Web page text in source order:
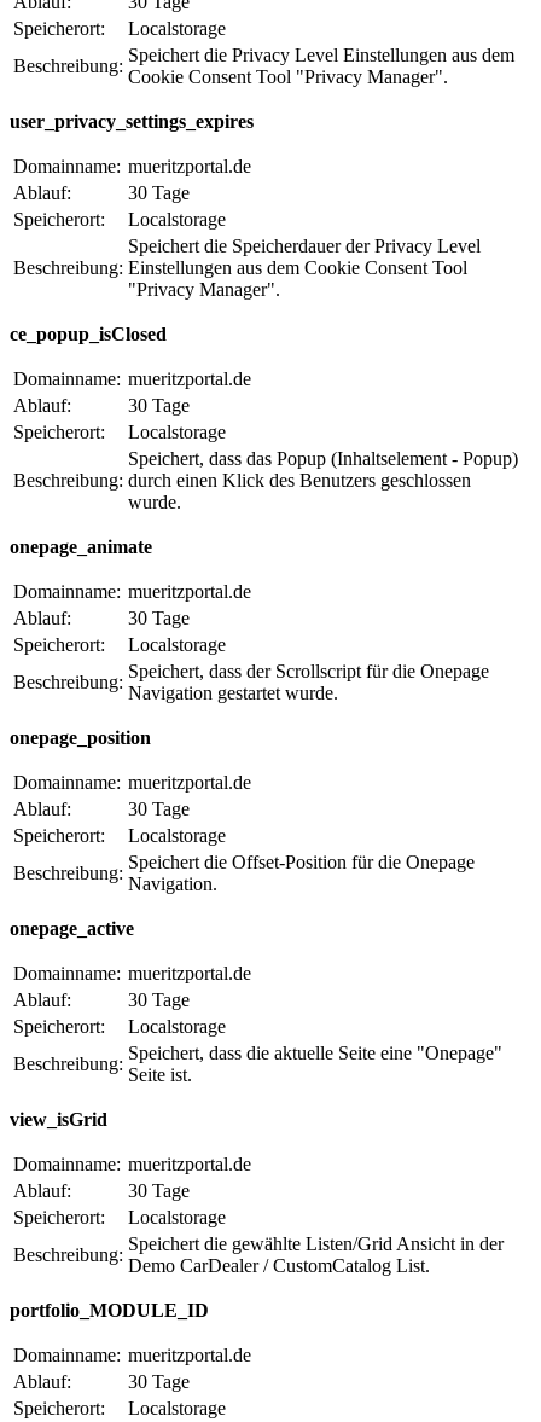
Speicherort:
Localstorage
Beschreibung:
Speichert die Privacy Level Einstellungen aus dem
Cookie Consent Tool "Privacy Manager".
user_privacy_settings_expires
Domainname: mueritzportal.de
Ablauf:
30 Tage
Speicherort:
Localstorage
Beschreibung:
Speichert die Speicherdauer der Privacy Level
Einstellungen aus dem Cookie Consent Tool
"Privacy Manager".
ce_popup_isClosed
Domainname: mueritzportal.de
Ablauf:
30 Tage
Speicherort:
Localstorage
Beschreibung:
Speichert, dass das Popup (Inhaltselement - Popup)
durch einen Klick des Benutzers geschlossen
wurde.
onepage_animate
Domainname: mueritzportal.de
Ablauf:
30 Tage
Speicherort:
Localstorage
Beschreibung:
Speichert, dass der Scrollscript für die Onepage
Navigation gestartet wurde.
onepage_position
Domainname: mueritzportal.de
Ablauf:
30 Tage
Speicherort:
Localstorage
Beschreibung:
Speichert die Offset-Position für die Onepage
Navigation.
onepage_active
Domainname: mueritzportal.de
Ablauf:
30 Tage
Speicherort:
Localstorage
Beschreibung:
Speichert, dass die aktuelle Seite eine "Onepage"
Seite ist.
view_isGrid
Domainname: mueritzportal.de
Ablauf:
30 Tage
Speicherort:
Localstorage
Beschreibung:
Speichert die gewählte Listen/Grid Ansicht in der
Demo CarDealer / CustomCatalog List.
portfolio_MODULE_ID
Domainname: mueritzportal.de
Ablauf:
30 Tage
Speicherort:
Localstorage